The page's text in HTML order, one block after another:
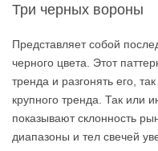
Три черных вороны
Представляет собой
черного цвета. Этот
тренда и разгонять его,
крупного тренда. Так или
показывают склонность
диапазоны и тел свечей